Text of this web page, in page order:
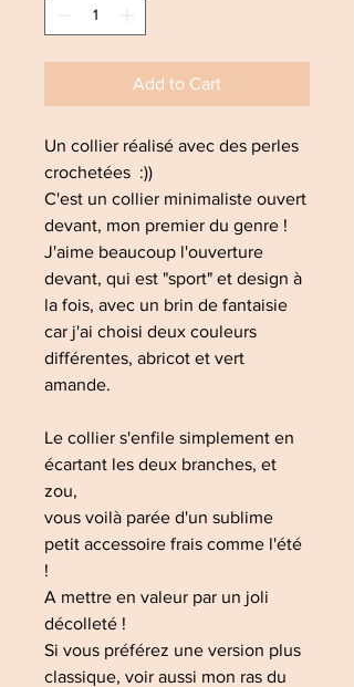
Add to Cart
Un collier réalisé avec des perles
crochetées :))
C'est un collier minimaliste ouvert
devant, mon premier du genre !
J'aime beaucoup l'ouverture
devant, qui est "sport" et design à
la fois, avec un brin de fantaisie
car j'ai choisi deux couleurs
différentes, abricot et vert
amande.
Le collier s'enfile simplement en
écartant les deux branches, et
zou,
vous voilà parée d'un sublime
petit accessoire frais comme l'été
!
A mettre en valeur par un joli
décolleté !
Si vous préférez une version plus
classique, voir aussi mon ras du